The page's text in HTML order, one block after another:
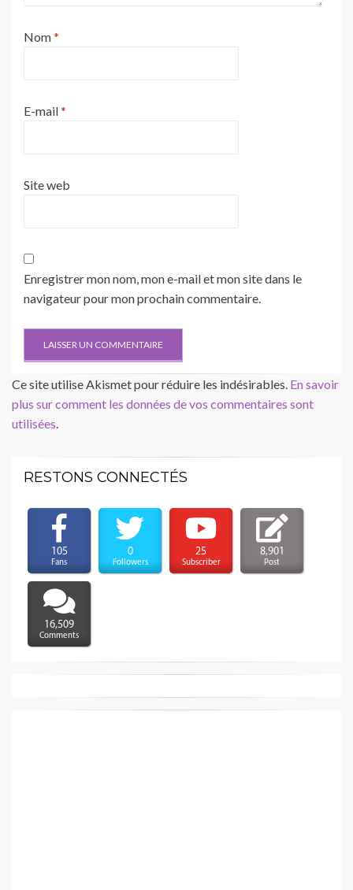
Nom*
E-mail*
Site web
Enregistrer mon nom, mon e-mail et mon site dans le
navigateur pour mon prochain commentaire.
Ce site utilise Akismet pour réduire les indésirables. En savoir
plus sur comment les données de vos commentaires sont
utilisées.
RESTONS CONNECTÉS
105
Fans
0
Followers
25
Subscriber
8,901
Post
16,509
Comments